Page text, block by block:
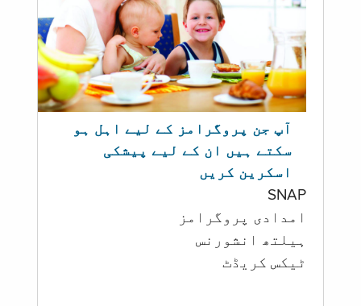
آپ جن پروگرامز کے لیے اہل ہو
سکتے ہیں ان کے لیے پیشکی
اسکرین کریں
SNAP
امدادی پروگرامز
‏ہیلتھ انشورنس
ٹیکس کریڈٹ